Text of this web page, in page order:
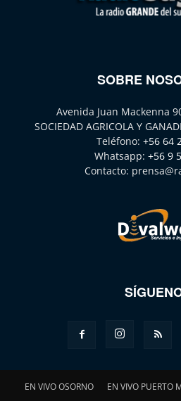
SOBRE
Avenida Juan Mackenna
SOCIEDAD AGRICOLA Y
Teléfono: +56 64
Whatsapp: +56 9
Contacto:
EN VIVO OSORNO EN VIVO PUERTO